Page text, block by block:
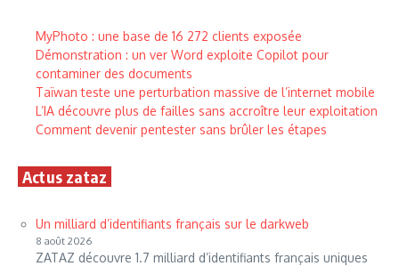
MyPhoto : une base de 16 272 clients exposée
Démonstration : un ver Word exploite Copilot pour
contaminer des documents
Taïwan teste une perturbation massive de l’internet mobile
L’IA découvre plus de failles sans accroître leur exploitation
Comment devenir pentester sans brûler les étapes
Actus zataz
Un milliard d’identifiants français sur le darkweb
8 août 2026
ZATAZ découvre 1.7 milliard d’identifiants français uniques